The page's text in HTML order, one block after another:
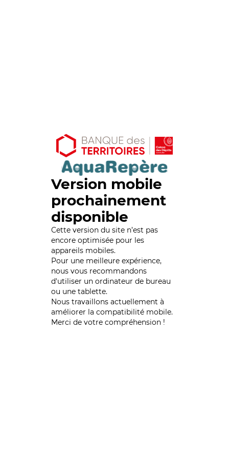
Version mobile
prochainement
disponible
Cette version du site n’est pas
encore optimisée pour les
appareils mobiles.
Pour une meilleure expérience,
nous vous recommandons
d'utiliser un ordinateur de bureau
ou une tablette.
Nous travaillons actuellement à
améliorer la compatibilité mobile.
Merci de votre compréhension !